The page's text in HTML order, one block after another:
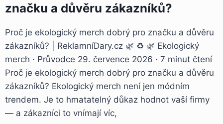
značku a důvěru zákazníků?
Proč je ekologický merch dobrý pro značku a důvěru
zákazníků? | ReklamníDary.cz 🌿 ♻️ 🌿 Ekologický
merch · Průvodce 29. července 2026 · 7 minut čtení
Proč je ekologický merch dobrý pro značku a důvěru
zákazníků? Ekologický merch není jen módním
trendem. Je to hmatatelný důkaz hodnot vaší firmy
— a zákazníci to vnímají víc,